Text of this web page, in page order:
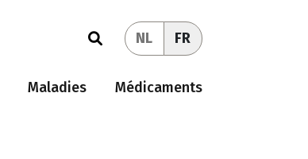
NL FR
Maladies Médicaments